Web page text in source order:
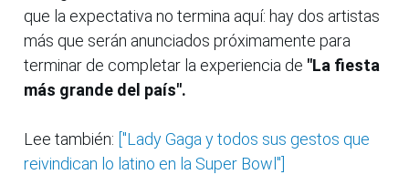
que la expectativa no termina aquí: hay dos artistas
más que serán anunciados próximamente para
terminar de completar la experiencia de "La fiesta
más grande del país".
Lee también: ["Lady Gaga y todos sus gestos que
reivindican lo latino en la Super Bowl"]